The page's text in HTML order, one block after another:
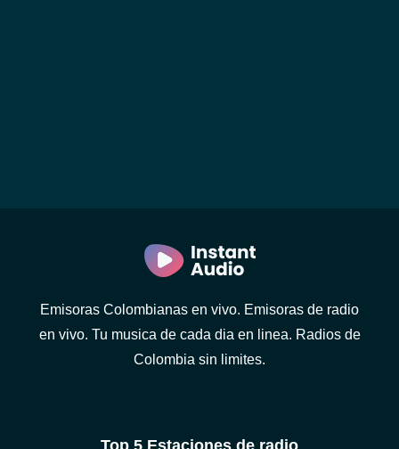
Emisoras Colombianas en vivo. Emisoras de radio
en vivo. Tu musica de cada dia en linea. Radios de
Colombia sin limites.
Top 5 Estaciones de radio